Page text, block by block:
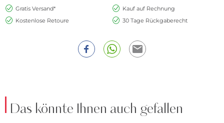
Gratis Versand*
Kauf auf Rechnung
Kostenlose Retoure
30 Tage Rückgaberecht
Das könnte Ihnen auch gefallen